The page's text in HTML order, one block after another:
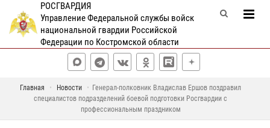
РОСГВАРДИЯ
Управление Федеральной службы войск
национальной гвардии Российской
Федерации по Костромской области
Главная Новости
Генерал-полковник Владислав Ершов поздравил
специалистов подразделений боевой подготовки Росгвардии с
профессиональным праздником